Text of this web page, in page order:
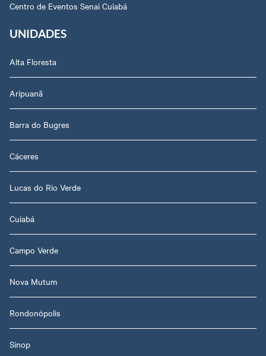
Centro de Eventos Senai Cuiabá
UNIDADES
Alta Floresta
Aripuanã
Barra do Bugres
Cáceres
Lucas do Rio Verde
Cuiabá
Campo Verde
Nova Mutum
Rondonópolis
Sinop